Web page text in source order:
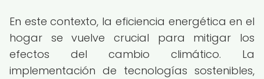
En este contexto, la eficiencia energética en el
hogar se vuelve crucial para mitigar los
efectos del cambio climático. La
implementación de tecnologías sostenibles,